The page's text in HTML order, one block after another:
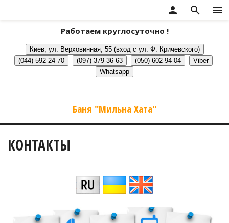
menu
search
person
Работаем круглосуточно !
Баня "Мильна Хата"
КОНТАКТЫ